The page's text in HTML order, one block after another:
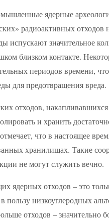
ядерные
радиоактивных
испускают значительное
близком контакте.
периодов времени,
для предотвращения вреда.
отходов,
и хранить
что в настоящее
хранилищах. Такие
не могут служить вечно.
ядерных отходов – это
пользу низкоуглеродных
отходов –